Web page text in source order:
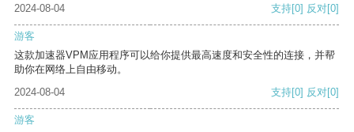
2024-08-04 支持[0] 反对[0]
游客
这款加速器VPM应用程序可以给你提供最高速度和安全性的连接，并帮
助你在网络上自由移动。
2024-08-04
支持[0] 反对[0]
游客